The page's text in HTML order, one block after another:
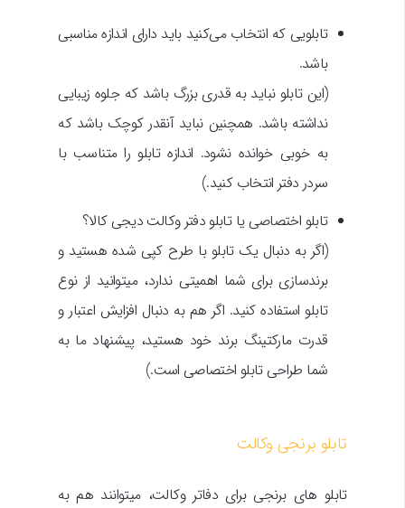
تابلویی که انتخاب می‌کنید باید دارای اندازه مناسبی
باشد.
(این تابلو نباید به قدری بزرگ باشد که جلوه زیبایی
نداشته باشد. همچنین نباید آنقدر کوچک باشد که
به خوبی خوانده نشود. اندازه تابلو را متناسب با
سردر دفتر انتخاب کنید.)
تابلو اختصاصی یا تابلو دفتر وکالت دیجی کالا؟
(اگر به دنبال یک تابلو با طرح کپی شده هستید و
برندسازی برای شما اهمیتی ندارد، میتوانید از نوع
تابلو استفاده کنید. اگر هم به دنبال افزایش اعتبار و
قدرت مارکتینگ برند خود هستید، پیشنهاد ما به
شما طراحی تابلو اختصاصی است.)
تابلو برنجی وکالت
تابلو های برنجی برای دفاتر وکالت، میتوانند هم به